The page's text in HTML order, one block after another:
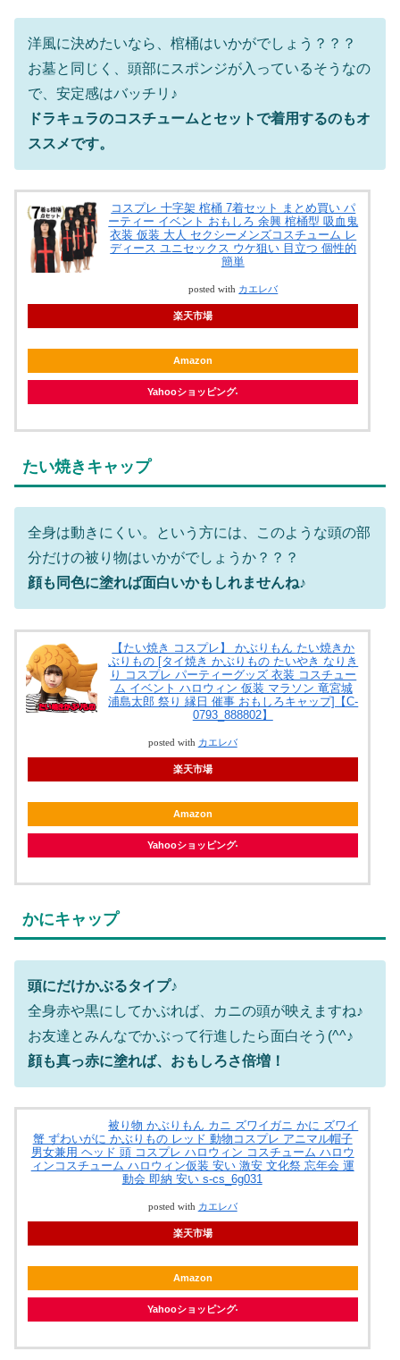
洋風に決めたいなら、棺桶はいかがでしょう？？？
お墓と同じく、頭部にスポンジが入っているそうなの
で、安定感はバッチリ♪
ドラキュラのコスチュームとセットで着用するのもオ
ススメです。
コスプレ 十字架 棺桶 7着セット まとめ買い パ
ーティー イベント おもしろ 余興 棺桶型 吸血鬼
衣装 仮装 大人 セクシーメンズコスチューム レ
ディース ユニセックス ウケ狙い 目立つ 個性的
簡単
posted with カエレバ
楽天市場
Amazon
Yahooショッピング
たい焼きキャップ
全身は動きにくい。という方には、このような頭の部
分だけの被り物はいかがでしょうか？？？
顔も同色に塗れば面白いかもしれませんね♪
【たい焼き コスプレ】 かぶりもん たい焼きか
ぶりもの [タイ焼き かぶりもの たいやき なりき
り コスプレ パーティーグッズ 衣装 コスチュー
ム イベント ハロウィン 仮装 マラソン 竜宮城
浦島太郎 祭り 縁日 催事 おもしろキャップ]【C-
0793_888802】
posted with カエレバ
楽天市場
Amazon
Yahooショッピング
かにキャップ
頭にだけかぶるタイプ♪
全身赤や黒にしてかぶれば、カニの頭が映えますね♪
お友達とみんなでかぶって行進したら面白そう(^^♪
顔も真っ赤に塗れば、おもしろさ倍増！
被り物 かぶりもん カニ ズワイガニ かに ズワイ
蟹 ずわいがに かぶりもの レッド 動物コスプレ アニマル帽子
男女兼用 ヘッド 頭 コスプレ ハロウィン コスチューム ハロウ
ィンコスチューム ハロウィン仮装 安い 激安 文化祭 忘年会 運
動会 即納 安い s-cs_6g031
posted with カエレバ
楽天市場
Amazon
Yahooショッピング